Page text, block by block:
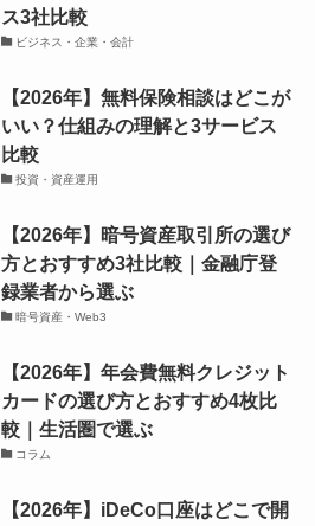
ス3社比較
ビジネス・企業・会計
【2026年】無料保険相談はどこが
いい？仕組みの理解と3サービス
比較
投資・資産運用
【2026年】暗号資産取引所の選び
方とおすすめ3社比較｜金融庁登
録業者から選ぶ
暗号資産・Web3
【2026年】年会費無料クレジット
カードの選び方とおすすめ4枚比
較｜生活圏で選ぶ
コラム
【2026年】iDeCo口座はどこで開